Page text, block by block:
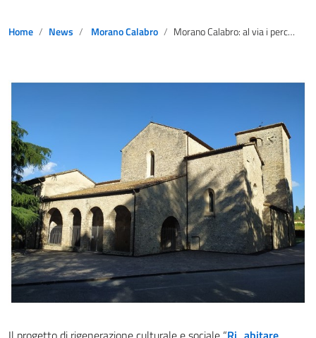
Home News Morano Calabro Morano Calabro: al via i percorsi di formazione e aggregazione sociale dedicati al restauro e all’ospitalità